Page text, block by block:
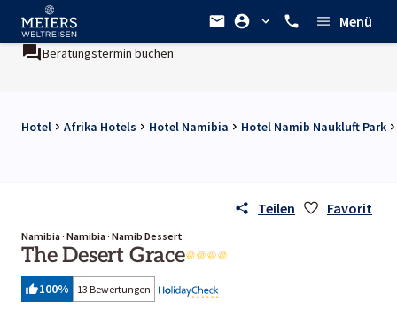
Menü
Beratungstermin buchen
Hotel Afrika Hotels Hotel Namibia Hotel Namib Naukluft Park
Teilen Favorit
Namibia · Namibia · Namib Dessert
The Desert Grace
100% 13 Bewertungen